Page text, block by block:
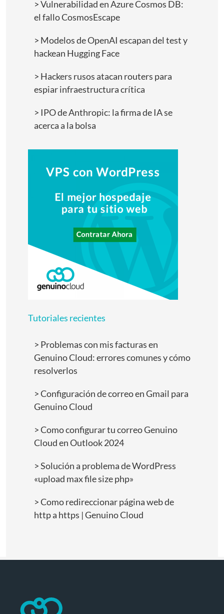
Vulnerabilidad en Azure Cosmos DB:
el fallo CosmosEscape
Modelos de OpenAI escapan del test y
hackean Hugging Face
Hackers rusos atacan routers para
espiar infraestructura crítica
IPO de Anthropic: la firma de IA se
acerca a la bolsa
Tutoriales recientes
Problemas con mis facturas en
Genuino Cloud: errores comunes y cómo
resolverlos
Configuración de correo en Gmail para
Genuino Cloud
Como configurar tu correo Genuino
Cloud en Outlook 2024
Solución a problema de WordPress
«upload max file size php»
Como redireccionar página web de
http a https | Genuino Cloud